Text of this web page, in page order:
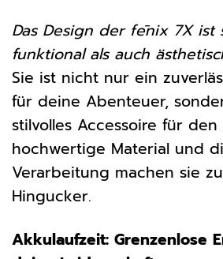
Das Design der fēnix 7X ist
funktional als auch
Sie ist nicht nur ein
für deine Abenteuer,
stilvolles Accessoire für den
hochwertige Material und
Verarbeitung machen sie
Hingucker.
Akkulaufzeit: Grenzenlose